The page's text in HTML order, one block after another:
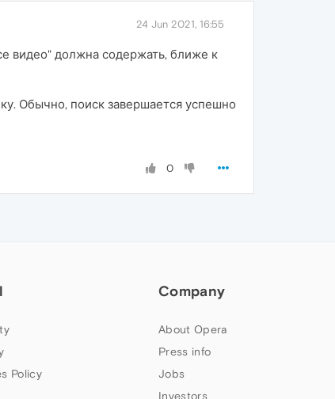
24 Jun 2021, 16:55
видео" должна содержать, ближе к
Обычно, поиск завершается успешно
0
Policy
Company
About Opera
Press info
Jobs
Investors